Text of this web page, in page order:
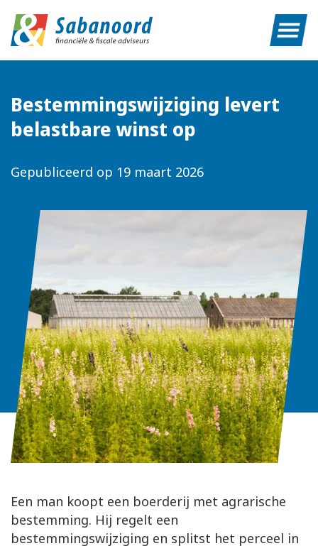
Bestemmingswijziging levert
belastbare winst op
Gepubliceerd op 19 maart 2026
Een man koopt een boerderij met agrarische
bestemming. Hij regelt een
bestemmingswijziging en splitst het perceel in